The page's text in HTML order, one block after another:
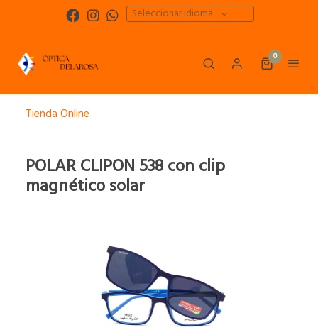
Seleccionar idioma
0
Tienda Online
POLAR CLIPON 538 con clip
magnético solar